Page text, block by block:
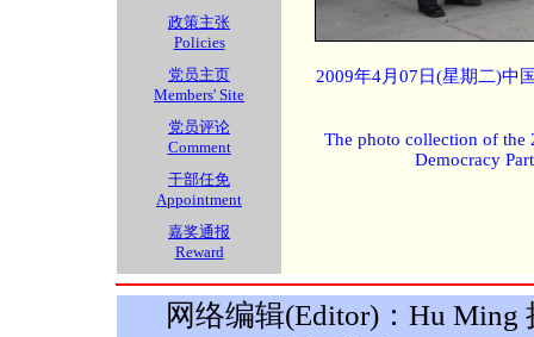
政策主张
Policies
党员主页
Members' Site
党员评论
Comment
干部任免
Appointment
嘉奖通报
Reward
2009年4月07日(星期二)中
The photo collection of the
Democracy
网络编辑(Editor)：Hu Ming